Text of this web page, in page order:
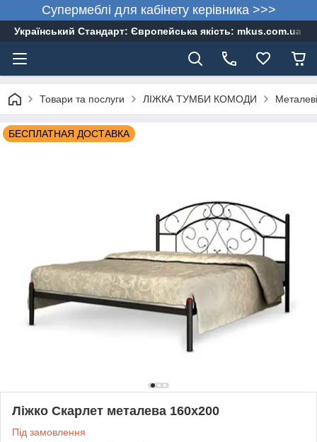
Супермеблі для кабінету керівника >>>
Український Стандарт: Європейська якість: mkus.com.ua
Товари та послуги ЛІЖКА ТУМБИ КОМОДИ
БЕСПЛАТНАЯ ДОСТАВКА
Ліжко Скарлет металева 160х200
Під замовлення